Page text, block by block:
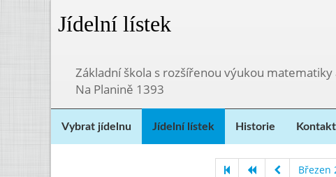
Jídelní lístek
Základní škola s rozšířenou výukou
Na Planině 1393
Vybrat jídelnu Jídelní lístek Historie
Březen